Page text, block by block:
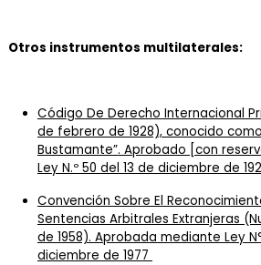
Otros instrumentos multilaterales:
Código De Derecho Internacional
de febrero de 1928), conocido
Bustamante”. Aprobado [con
Ley N.º 50 del 13 de diciembre de
Convención Sobre El
Sentencias Arbitrales Extranjeras
de 1958). Aprobada mediante Ley
diciembre de 1977